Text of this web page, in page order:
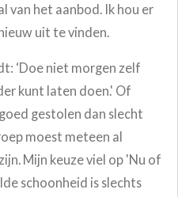
van het aanbod. Ik hou er
uit te vinden.
‘Doe niet morgen zelf
kunt laten doen.' Of
gestolen dan slecht
moest meteen al
Mijn keuze viel op 'Nu of
schoonheid is slechts